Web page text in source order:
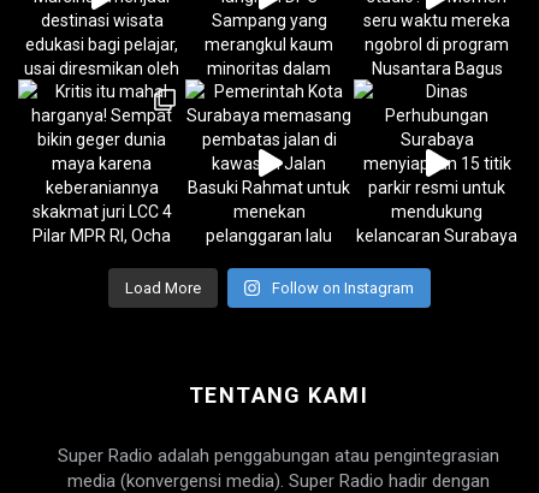
Load More Follow on Instagram
TENTANG KAMI
Super Radio adalah penggabungan atau pengintegrasian
media (konvergensi media). Super Radio hadir dengan